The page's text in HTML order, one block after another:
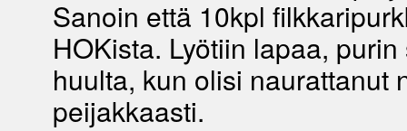
Sanoin että 10kpl
HOKista. Lyötiin lapaa,
huulta, kun olisi naurattanut
peijakkaasti.